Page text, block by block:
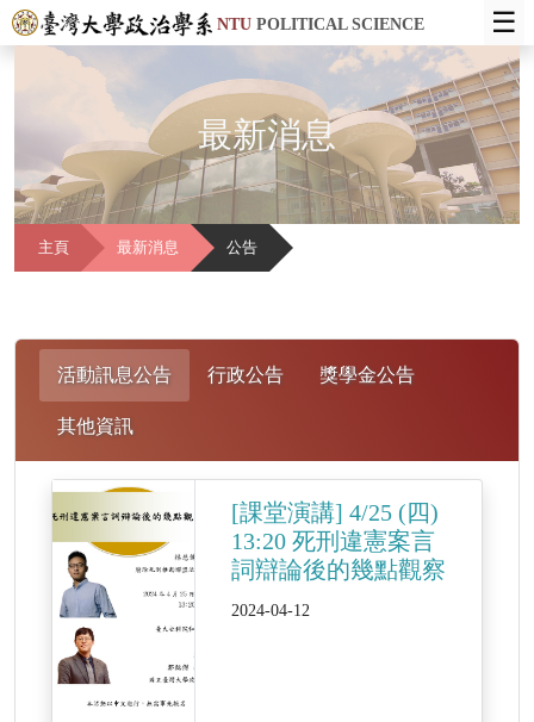
NTUPOLITICAL SCIENCE ☰
最新消息
主頁 最新消息 公告
活動訊息公告 行政公告 獎學金公告
其他資訊
[課堂演講] 4/25 (四)
13:20 死刑違憲案言
詞辯論後的幾點觀察
2024-04-12